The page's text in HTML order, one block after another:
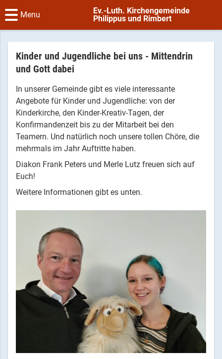
Ev.-Luth. Kirchengemeinde
Philippus und Rimbert
Menu
Kinder und Jugendliche bei uns - Mittendrin
und Gott dabei
In unserer Gemeinde gibt es viele interessante
Angebote für Kinder und Jugendliche: von der
Kinderkirche, den Kinder-Kreativ-Tagen, der
Konfirmandenzeit bis zu der Mitarbeit bei den
Teamern. Und natürlich noch unsere tollen Chöre, die
mehrmals im Jahr Auftritte haben.
Diakon Frank Peters und Merle Lutz freuen sich auf
Euch!
Weitere Informationen gibt es unten.